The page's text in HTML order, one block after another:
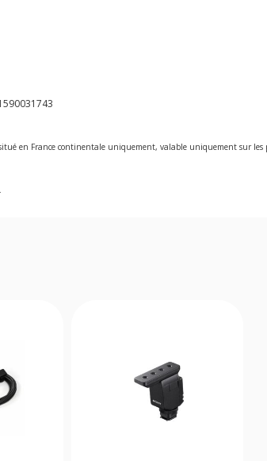
en France continentale uniquement, valable uniquement sur les